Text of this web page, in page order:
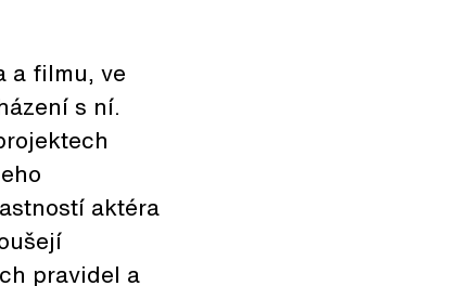
a filmu, ve
s ní.
aktéra
pravidel a